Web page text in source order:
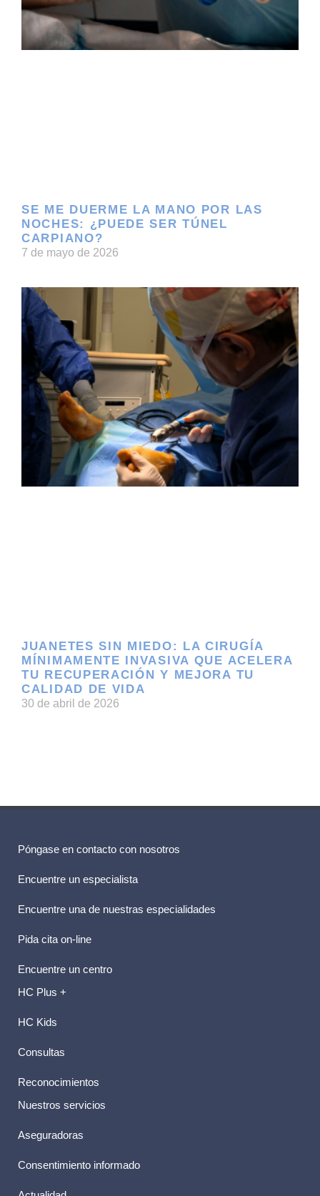
SE ME DUERME LA MANO POR LAS
NOCHES: ¿PUEDE SER TÚNEL
CARPIANO?
7 de mayo de 2026
JUANETES SIN MIEDO: LA CIRUGÍA
MÍNIMAMENTE INVASIVA QUE ACELERA
TU RECUPERACIÓN Y MEJORA TU
CALIDAD DE VIDA
30 de abril de 2026
Póngase en contacto con nosotros
Encuentre un especialista
Encuentre una de nuestras especialidades
Pida cita on-line
Encuentre un centro
HC Plus +
HC Kids
Consultas
Reconocimientos
Nuestros servicios
Aseguradoras
Consentimiento informado